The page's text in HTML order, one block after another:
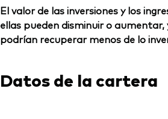
El valor de las inversiones y los
ellas pueden disminuir o aumentar,
podrían recuperar menos de lo
Datos de la cartera